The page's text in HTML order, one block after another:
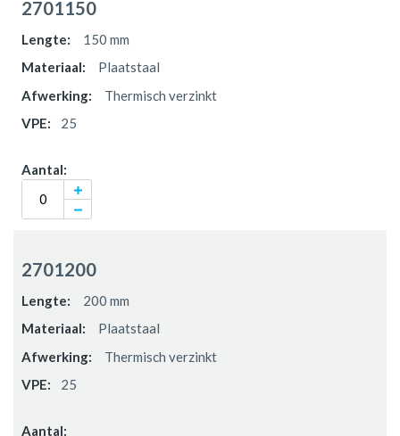
2701150
150 mm
Plaatstaal
Thermisch verzinkt
25
2701200
200 mm
Plaatstaal
Thermisch verzinkt
25